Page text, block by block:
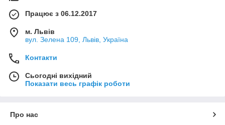
Працює з 06.12.2017
м. Львів
вул. Зелена 109, Львів, Україна
Контакти
Сьогодні вихідний
Показати весь графік роботи
Про нас